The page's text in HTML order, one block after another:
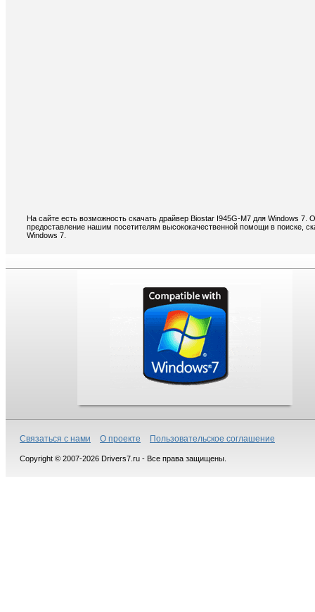
На сайте есть возможность скачать драйвер Biostar I945G-M7 для Windows 7.
предоставление нашим посетителям высококачественной помощи в поиске,
Windows 7.
Связаться с нами О проекте Пользовательское соглашение
Copyright © 2007-2026 Drivers7.ru - Все права защищены.